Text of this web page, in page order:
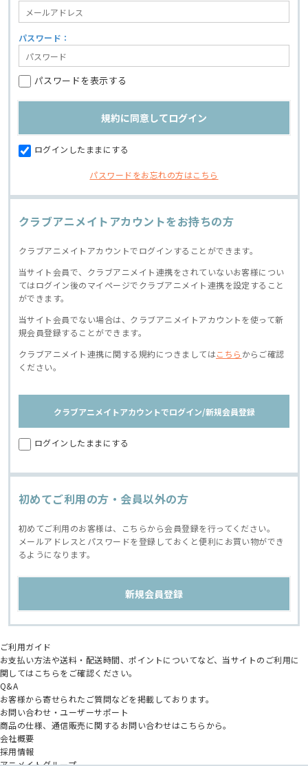
パスワード：
パスワードを表示する
ログインしたままにする
パスワードをお忘れの方はこちら
クラブアニメイトアカウントをお持ちの方
クラブアニメイトアカウントでログインすることができます。
当サイト会員で、クラブアニメイト連携をされていないお客様につい
てはログイン後のマイページでクラブアニメイト連携を設定すること
ができます。
当サイト会員でない場合は、クラブアニメイトアカウントを使って新
規会員登録することができます。
クラブアニメイト連携に関する規約につきましてはこちら からご確認
ください。
クラブアニメイトアカウントでログイン/新規会員登録
ログインしたままにする
初めてご利用の方・会員以外の方
初めてご利用のお客様は、こちらから会員登録を行ってください。
メールアドレスとパスワードを登録しておくと便利にお買い物ができ
るようになります。
ご利用ガイド
お支払い方法や送料・配送時間、ポイントについてなど、当サイトのご利用に
関してはこちらをご確認ください。
Q&A
お客様から寄せられたご質問などを掲載しております。
お問い合わせ・ユーザーサポート
商品の仕様、通信販売に関するお問い合わせはこちらから。
会社概要
採用情報